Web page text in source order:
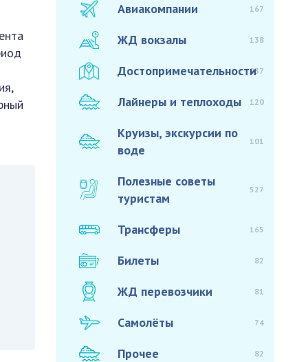
Авиакомпании 167
ЖД вокзалы 138
Достопримечательности937
Лайнеры и теплоходы 120
Круизы, экскурсии по
воде
101
Полезные советы
туристам
527
Трансферы 165
Билеты 82
ЖД перевозчики 81
Самолёты 74
Прочее 82